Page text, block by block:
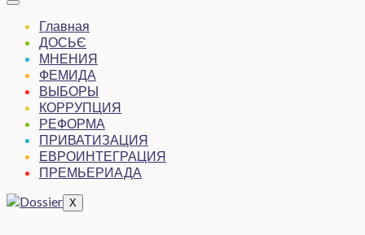
Главная
ДОСЬЄ
МНЕНИЯ
ФЕМИДА
ВЫБОРЫ
КОРРУПЦИЯ
РЕФОРМА
ПРИВАТИЗАЦИЯ
ЕВРОИНТЕГРАЦИЯ
ПРЕМЬЕРИАДА
X